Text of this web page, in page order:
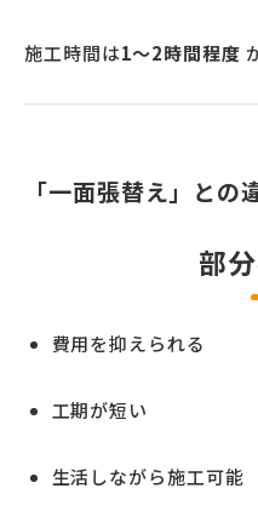
施工時間は1〜2時間程度
「一面張替え」との
部
費用を抑えられる
工期が短い
生活しながら施工可能